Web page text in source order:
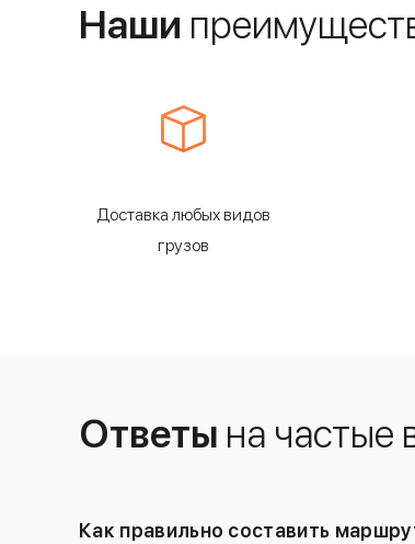
Наши
Доставка любых видов
грузов
Ответы на частые
Как правильно составить